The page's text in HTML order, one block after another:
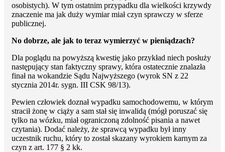
osobistych). W tym ostatnim przypadku dla wielkości krzywdy
znaczenie ma jak duży wymiar miał czyn sprawczy w sferze
publicznej.
No dobrze, ale jak to teraz wymierzyć w pieniądzach?
Dla poglądu na powyższą kwestię jako przykład niech posłuży
następujący stan faktyczny sprawy, która ostatecznie znalazła
finał na wokandzie Sądu Najwyższego (wyrok SN z 22
stycznia 2014r. sygn. III CSK 98/13).
Pewien człowiek doznał wypadku samochodowemu, w którym
stracił żonę w ciąży a sam stał się inwalidą (mógł poruszać się
tylko na wózku, miał ograniczoną zdolność pisania a nawet
czytania). Dodać należy, że sprawcą wypadku był inny
uczestnik ruchu, który to został skazany wyrokiem karnym za
czyn z art. 177 § 2 kk.